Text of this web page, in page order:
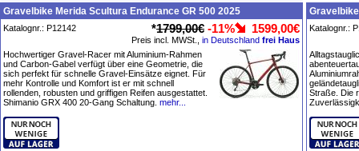
Gravelbike Merida Scultura Endurance GR 500 2025
Katalognr.: P12142 *1799,00€ -11% 1599,00€
Preis incl. MWSt., in Deutschland frei Haus
Hochwertiger Gravel-Racer mit Aluminium-Rahmen
und Carbon-Gabel verfügt über eine Geometrie, die
sich perfekt für schnelle Gravel-Einsätze eignet. Für
mehr Kontrolle und Komfort ist er mit schnell
rollenden, robusten und griffigen Reifen ausgestattet.
Shimanio GRX 400 20-Gang Schaltung. mehr...
Katalognr.:
Straße. Die